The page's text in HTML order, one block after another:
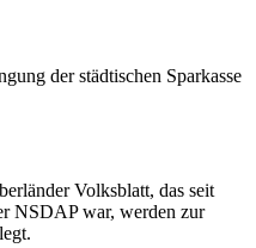
der städtischen Sparkasse
Volksblatt, das seit
NSDAP war, werden zur